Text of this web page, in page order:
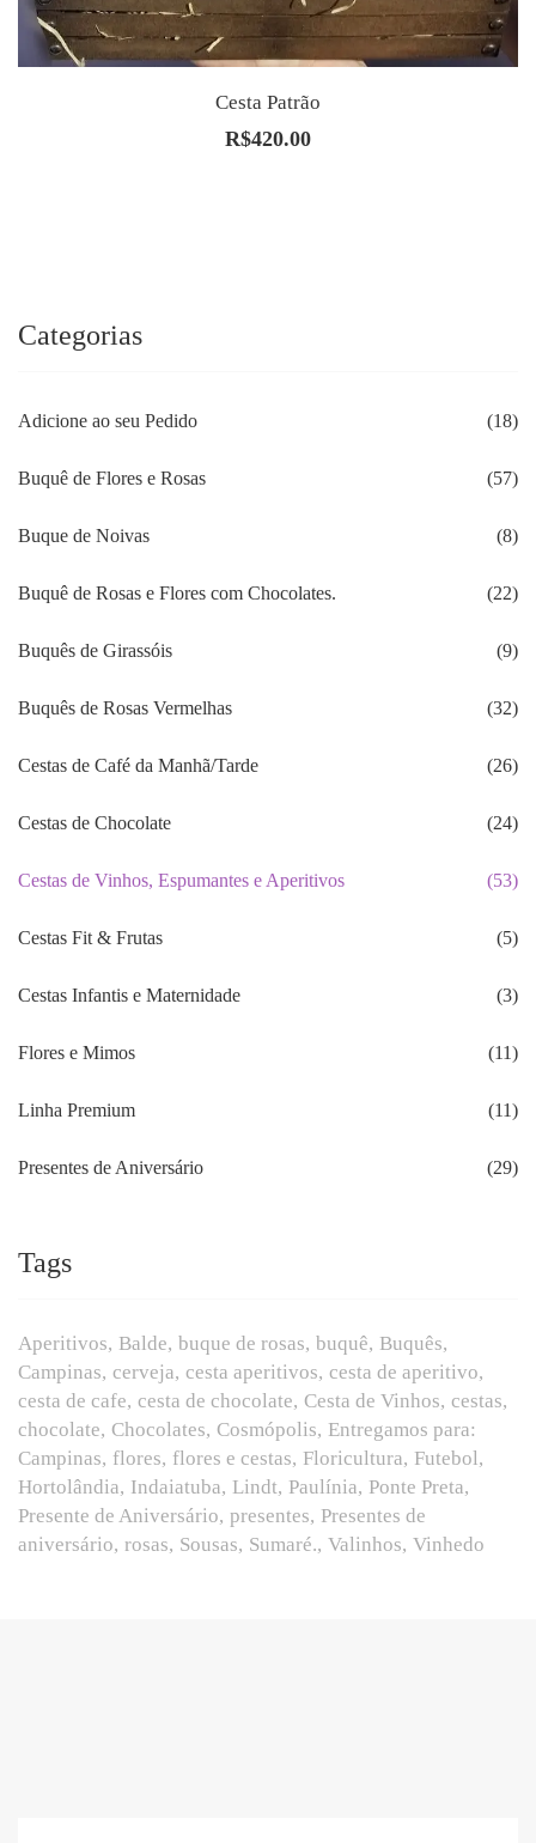
Cesta Patrão
R$420.00
Categorias
Adicione ao seu Pedido (18)
Buquê de Flores e Rosas (57)
Buque de Noivas (8)
Buquê de Rosas e Flores com Chocolates. (22)
Buquês de Girassóis (9)
Buquês de Rosas Vermelhas (32)
Cestas de Café da Manhã/Tarde (26)
Cestas de Chocolate (24)
Cestas de Vinhos, Espumantes e Aperitivos (53)
Cestas Fit & Frutas (5)
Cestas Infantis e Maternidade (3)
Flores e Mimos (11)
Linha Premium (11)
Presentes de Aniversário (29)
Tags
Aperitivos Balde buque de rosas buquê Buquês
Campinas cerveja cesta aperitivos cesta de aperitivo
cesta de cafe cesta de chocolate Cesta de Vinhos cestas
chocolate Chocolates Cosmópolis Entregamos para:
Campinas flores flores e cestas Floricultura Futebol
Hortolândia Indaiatuba Lindt Paulínia Ponte Preta
Presente de Aniversário presentes Presentes de
aniversário rosas Sousas Sumaré. Valinhos Vinhedo